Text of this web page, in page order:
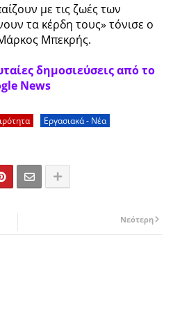
με τις ζωές των
τα κέρδη τους» τόνισε ο
Μπεκρής.
δημοσιεύσεις από το
News
Εργασιακά - Νέα
Νεότερη